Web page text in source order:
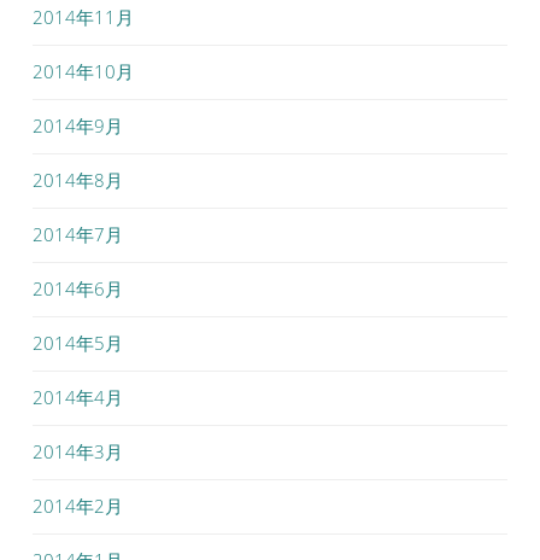
2014年11月
2014年10月
2014年9月
2014年8月
2014年7月
2014年6月
2014年5月
2014年4月
2014年3月
2014年2月